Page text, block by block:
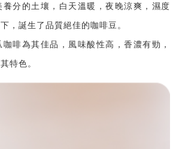
養分的土壤，白天溫暖，夜晚涼爽，濕度
，誕生了品質絕佳的咖啡豆。
啡為其佳品，風味酸性高，香濃有勁，
特色。